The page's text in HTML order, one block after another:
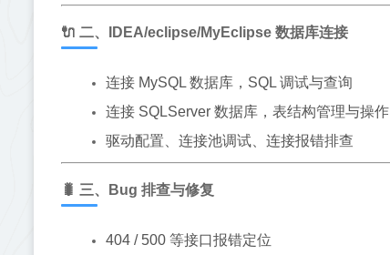
🔌 二、IDEA/eclipse/MyEclipse 数据库连接
连接 MySQL 数据库，SQL 调试与查询
连接 SQLServer 数据库，表结构管理与操作
驱动配置、连接池调试、连接报错排查
🐛 三、Bug 排查与修复
404 / 500 等接口报错定位